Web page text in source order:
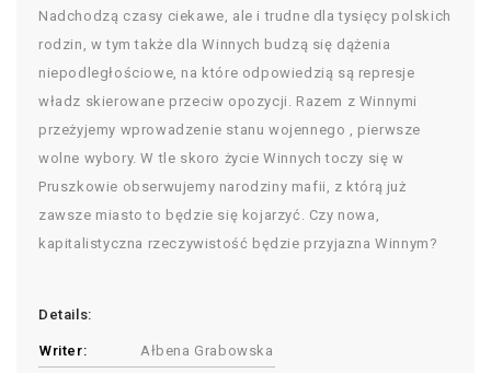
Nadchodzą czasy ciekawe, ale i trudne dla tysięcy polskich
rodzin, w tym także dla Winnych budzą się dążenia
niepodległościowe, na które odpowiedzią są represje
władz skierowane przeciw opozycji. Razem z Winnymi
przeżyjemy wprowadzenie stanu wojennego , pierwsze
wolne wybory. W tle skoro życie Winnych toczy się w
Pruszkowie obserwujemy narodziny mafii, z którą już
zawsze miasto to będzie się kojarzyć. Czy nowa,
kapitalistyczna rzeczywistość będzie przyjazna Winnym?
Details:
Writer:
Ałbena Grabowska